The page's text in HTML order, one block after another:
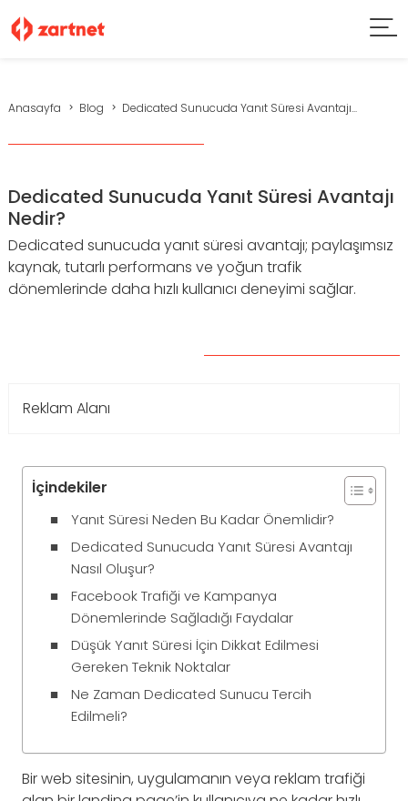
Anasayfa Blog Dedicated Sunucuda Yanıt Süresi Avantajı...
Dedicated Sunucuda Yanıt Süresi Avantajı
Nedir?
Dedicated sunucuda yanıt süresi avantajı; paylaşımsız
kaynak, tutarlı performans ve yoğun trafik
dönemlerinde daha hızlı kullanıcı deneyimi sağlar.
Reklam Alanı
İçindekiler
Yanıt Süresi Neden Bu Kadar Önemlidir?
Dedicated Sunucuda Yanıt Süresi Avantajı
Nasıl Oluşur?
Facebook Trafiği ve Kampanya
Dönemlerinde Sağladığı Faydalar
Düşük Yanıt Süresi İçin Dikkat Edilmesi
Gereken Teknik Noktalar
Ne Zaman Dedicated Sunucu Tercih
Edilmeli?
Bir web sitesinin, uygulamanın veya reklam trafiği